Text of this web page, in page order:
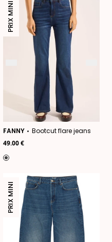
PRIX MINI
FANNY
Bootcut flare jeans
49.00 €
PRIX MINI